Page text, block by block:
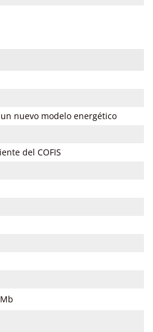
nuevo modelo energético
del COFIS